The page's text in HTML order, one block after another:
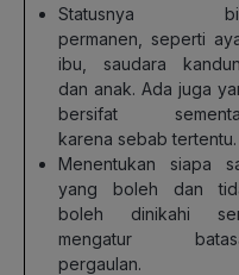
Statusnya
permanen, seperti
ibu, saudara
dan anak. Ada juga
bersifat
karena sebab tertentu.
Menentukan siapa
yang boleh dan
boleh dinikahi
mengatur
pergaulan.